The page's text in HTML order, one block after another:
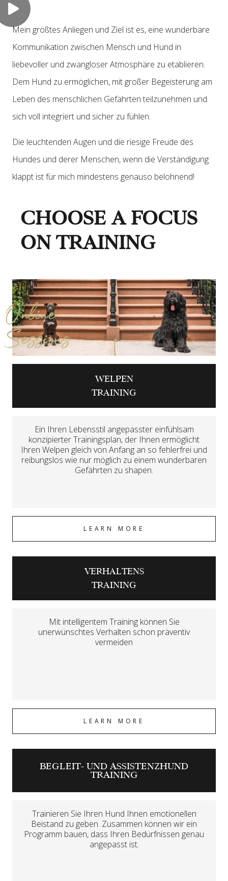
Mein größtes Anliegen und Ziel ist es, eine wunderbare
Kommunikation zwischen Mensch und Hund in
liebevoller und zwangloser Atmosphäre zu etablieren.
Dem Hund zu ermöglichen, mit großer Begeisterung am
Leben des menschlichen Gefährten teilzunehmen und
sich voll integriert und sicher zu fühlen.
Die leuchtenden Augen und die riesige Freude des
Hundes und derer Menschen, wenn die Verständigung
klappt ist für mich mindestens genauso belohnend!
CHOOSE A FOCUS
ON TRAINING
Online
Sessions
WELPEN
TRAINING
Ein Ihren Lebensstil angepasster einfühlsam
konzipierter Trainingsplan, der Ihnen ermöglicht
Ihren Welpen gleich von Anfang an so fehlerfrei und
reibungslos wie nur möglich zu einem wunderbaren
Gefährten zu shapen.
LEARN MORE
VERHALTENS
TRAINING
Mit intelligentem Training können Sie
unerwünschtes Verhalten schon präventiv
vermeiden
LEARN MORE
BEGLEIT- UND ASSISTENZHUND
TRAINING
Trainieren Sie Ihren Hund Ihnen emotionellen
Beistand zu geben. Zusammen können wir ein
Programm bauen, dass Ihren Bedürfnissen genau
angepasst ist.